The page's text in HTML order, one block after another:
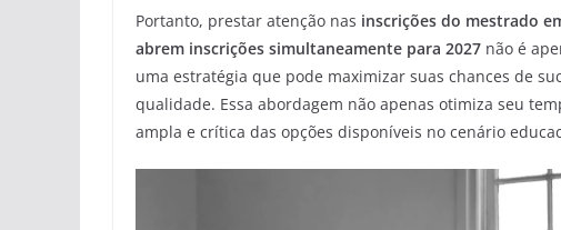
Portanto, prestar atenção nas inscrições do mestrado
abrem inscrições simultaneamente para 2027 não é
uma estratégia que pode maximizar suas chances de
qualidade. Essa abordagem não apenas otimiza seu
ampla e crítica das opções disponíveis no cenário